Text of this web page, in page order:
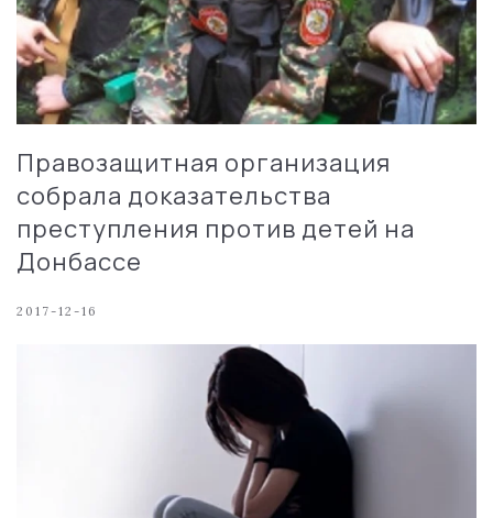
Правозащитная организация
собрала доказательства
преступления против детей на
Донбассе
2017-12-16